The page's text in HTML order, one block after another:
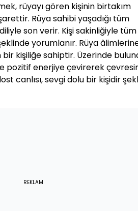
rüyayı gören kişinin birtakım
Rüya sahibi yaşadığı tüm
son verir. Kişi sakinliğiyle tüm
yorumlanır. Rüya
bir kişiliğe sahiptir. Üzerinde
pozitif enerjiye çevirerek
canlısı, sevgi dolu bir kişidir
REKLAM